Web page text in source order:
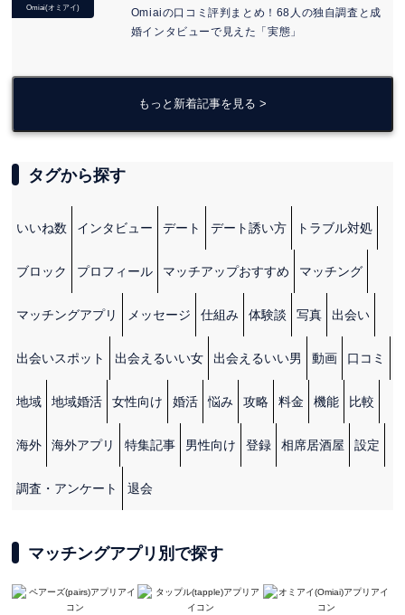
Omiai(オミアイ)
Omiaiの口コミ評判まとめ！68人の独自調査と成
婚インタビューで見えた「実態」
もっと新着記事を見る >
タグから探す
いいね数 インタビュー デート デート誘い方 トラブル対処
ブロック プロフィール マッチアップおすすめ マッチング
マッチングアプリ メッセージ 仕組み 体験談 写真 出会い
出会いスポット 出会えるいい女 出会えるいい男 動画 口コミ
地域 地域婚活 女性向け 婚活 悩み 攻略 料金 機能 比較
海外 海外アプリ 特集記事 男性向け 登録 相席居酒屋 設定
調査・アンケート 退会
マッチングアプリ別で探す